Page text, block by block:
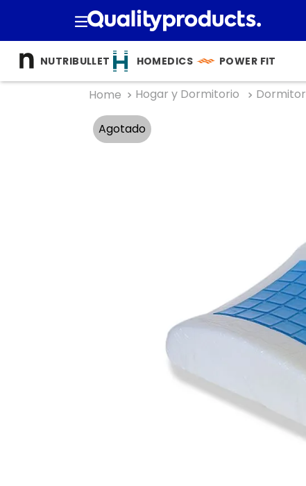
NUTRIBULLET HOMEDICS POWER FIT
Hogar y Dormitorio
Agotado
TÉRMINOS
2
happy
10.